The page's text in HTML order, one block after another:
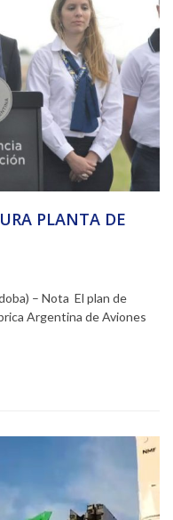
PLANTA DE
– Nota El plan de
Argentina de Aviones